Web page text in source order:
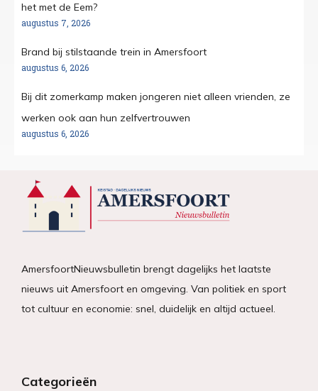
het met de Eem?
augustus 7, 2026
Brand bij stilstaande trein in Amersfoort
augustus 6, 2026
Bij dit zomerkamp maken jongeren niet alleen vrienden, ze
werken ook aan hun zelfvertrouwen
augustus 6, 2026
AmersfoortNieuwsbulletin brengt dagelijks het laatste
nieuws uit Amersfoort en omgeving. Van politiek en sport
tot cultuur en economie: snel, duidelijk en altijd actueel.
Categorieën